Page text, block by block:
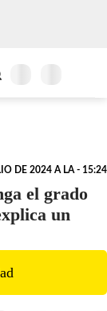
DE 2024 A LA - 15:24
el grado
un